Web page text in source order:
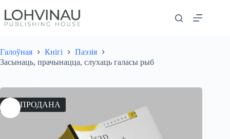
да
змесціва
Галоўная Кнігі
Паэзія
Засынаць, прачынацца, слухаць галасы рыб
РАСПРОДАНА